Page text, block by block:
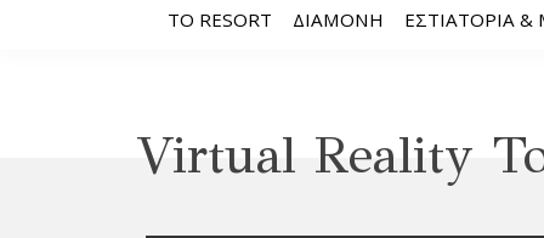
ΤΟ RESORT ΔΙΑΜΟΝΉ ΕΣΤΙΑΤΌΡΙΑ
Virtual Reality